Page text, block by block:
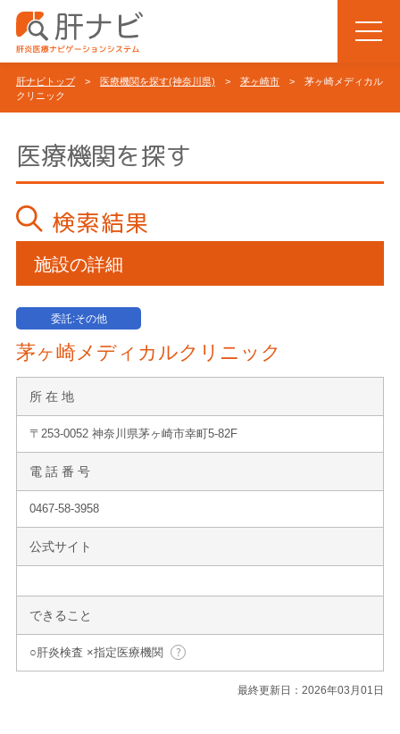
肝ナビトップ> 医療機関を探す(神奈川県) > 茅ヶ崎市 > 茅ヶ崎メディカル
クリニック
医療機関を探す
検索結果
施設の詳細
委託:その他
茅ヶ崎メディカルクリニック
所 在 地
〒253-0052 神奈川県茅ヶ崎市幸町5-82F
電 話 番 号
0467-58-3958
公式サイト
できること
○肝炎検査 ×指定医療機関
最終更新日：2026年03月01日